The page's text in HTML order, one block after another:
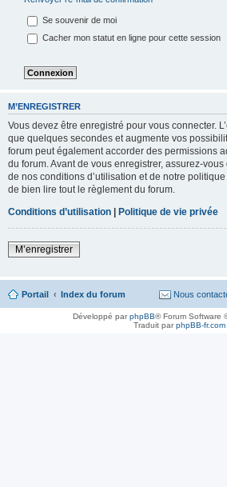
Se souvenir de moi
Cacher mon statut en ligne pour cette session
M’ENREGISTRER
Vous devez être enregistré pour vous connecter.
que quelques secondes et augmente vos
forum peut également accorder des permissions
du forum. Avant de vous enregistrer, assurez-
de nos conditions d’utilisation et de notre
de bien lire tout le règlement du forum.
Conditions d’utilisation | Politique de vie privée
M’enregistrer
Portail Index du forum Nous
Développé parphpBB® Forum Software
Traduit parphpBB-fr.com